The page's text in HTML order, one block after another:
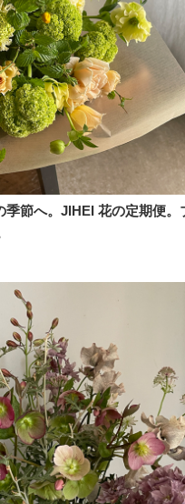
季節へ。JIHEI 花の定期便。